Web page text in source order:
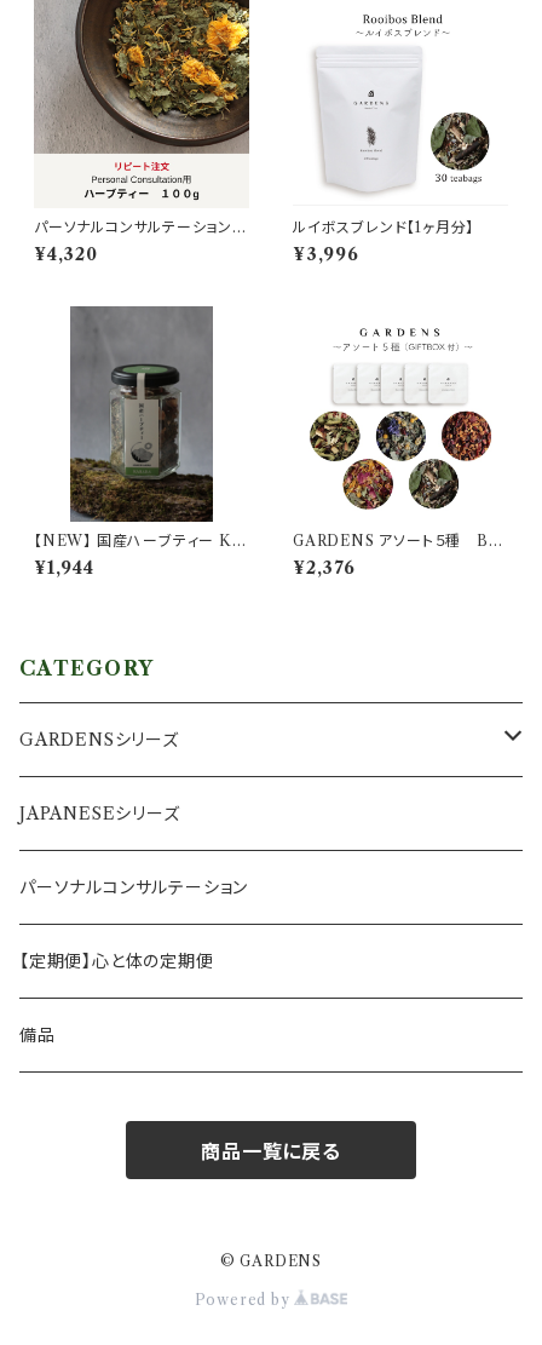
パーソナルコンサルテーション
用 100g【リピート注文】
¥4,320
ルイボスブレンド【1ヶ月分】
¥3,996
【NEW】 国産ハーブティー KA
RADA-からだ
¥1,944
GARDENS アソート５種 BO
X付
¥2,376
CATEGORY
GARDENSシリーズ
アソート／ギフト
ティーパックタイプ
1ヶ月分
ティーバックタイプ
リーフタイプ
JAPANESEシリーズ
パーソナルコンサルテーション
【定期便】心と体の定期便
備品
商品一覧に戻る
© GARDENS
Powered by